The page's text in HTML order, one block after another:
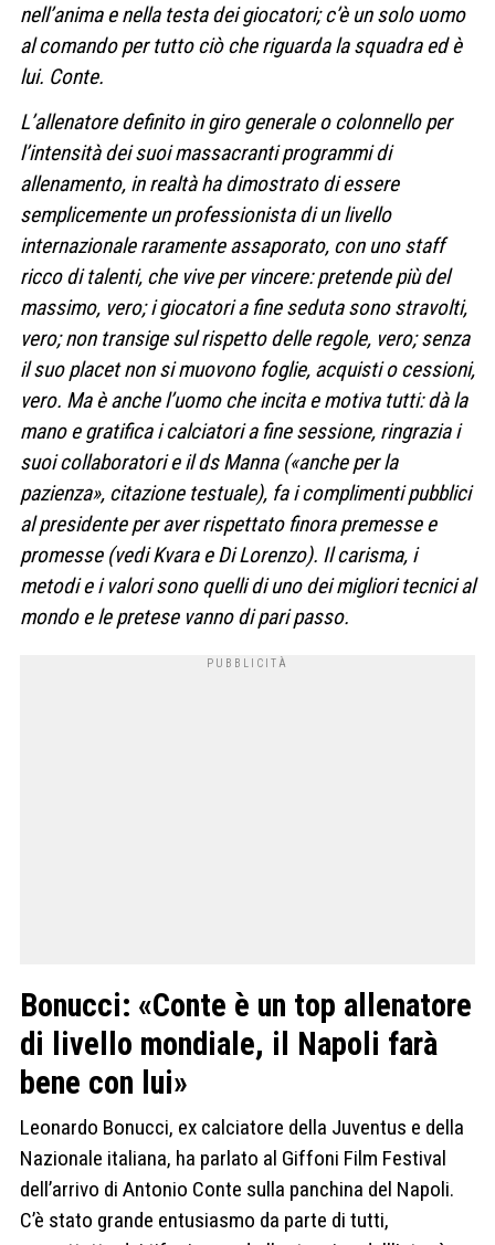
nell’anima e nella testa dei giocatori; c’è un solo uomo
al comando per tutto ciò che riguarda la squadra ed è
lui. Conte.
L’allenatore definito in giro generale o colonnello per
l’intensità dei suoi massacranti programmi di
allenamento, in realtà ha dimostrato di essere
semplicemente un professionista di un livello
internazionale raramente assaporato, con uno staff
ricco di talenti, che vive per vincere: pretende più del
massimo, vero; i giocatori a fine seduta sono stravolti,
vero; non transige sul rispetto delle regole, vero; senza
il suo placet non si muovono foglie, acquisti o cessioni,
vero. Ma è anche l’uomo che incita e motiva tutti: dà la
mano e gratifica i calciatori a fine sessione, ringrazia i
suoi collaboratori e il ds Manna («anche per la
pazienza», citazione testuale), fa i complimenti pubblici
al presidente per aver rispettato finora premesse e
promesse (vedi Kvara e Di Lorenzo). Il carisma, i
metodi e i valori sono quelli di uno dei migliori tecnici al
mondo e le pretese vanno di pari passo.
Bonucci: «Conte è un top allenatore
di livello mondiale, il Napoli farà
bene con lui»
Leonardo Bonucci, ex calciatore della Juventus e della
Nazionale italiana, ha parlato al Giffoni Film Festival
dell’arrivo di Antonio Conte sulla panchina del Napoli.
C’è stato grande entusiasmo da parte di tutti,